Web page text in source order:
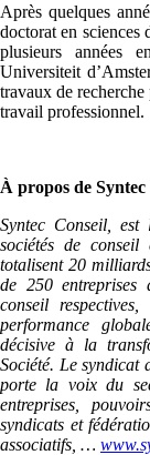
Après quelques
doctorat en sciences
plusieurs années
Universiteit
travaux de
travail professionnel.
À propos de Syntec
Syntec Conseil, est
sociétés de
totalisent 20
de 250 entreprises
conseil
performance
décisive à la
Société. Le syndicat
porte la voix du
entreprises,
syndicats et
associatifs, …